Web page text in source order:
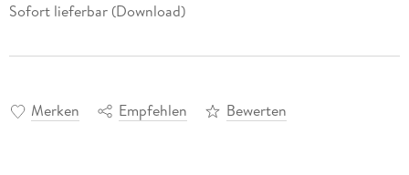
Sofort lieferbar (Download)
Merken Empfehlen Bewerten